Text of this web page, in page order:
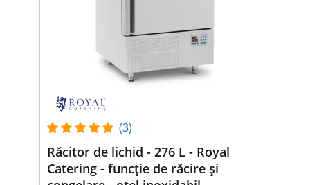
(3)
Răcitor de lichid - 276 L - Royal
Catering - funcție de răcire și